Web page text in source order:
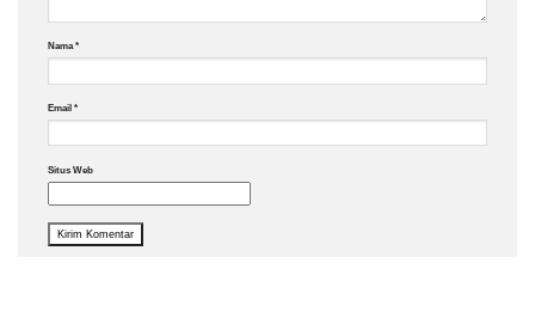
Nama*
Email *
Situs Web